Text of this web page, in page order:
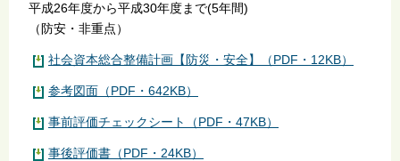
平成26年度から平成30年度まで(5年間)
（防安・非重点）
社会資本総合整備計画【防災・安全】（PDF・12KB）
参考図面（PDF・642KB）
事前評価チェックシート（PDF・47KB）
事後評価書（PDF・24KB）